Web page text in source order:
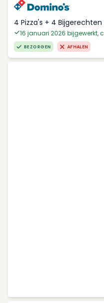
4 Pizza's + 4
16 januari 2026 bijgewerkt,
BEZORGEN AFHALEN